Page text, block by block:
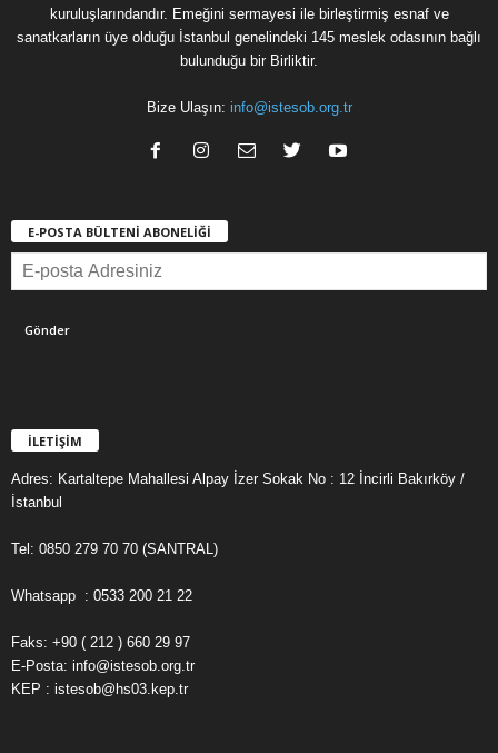
kuruluşlarındandır. Emeğini sermayesi ile birleştirmiş esnaf ve
sanatkarların üye olduğu İstanbul genelindeki 145 meslek odasının bağlı
bulunduğu bir Birliktir.
Bize Ulaşın: info@istesob.org.tr
E-POSTA BÜLTENİ ABONELİĞİ
İLETİŞİM
Adres: Kartaltepe Mahallesi Alpay İzer Sokak No : 12 İncirli Bakırköy /
İstanbul
Tel: 0850 279 70 70 (SANTRAL)
Whatsapp : 0533 200 21 22
Faks: +90 ( 212 ) 660 29 97
E-Posta: info@istesob.org.tr
KEP : istesob@hs03.kep.tr